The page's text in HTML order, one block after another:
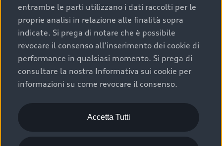
efficienza meccanica: motore, trasmissione e
componenti principali in ottimo stato garantiscono
prestazioni affidabili e sicure.
Acquistare un’auto usata in una Concessionaria ufficiale
Audi che offre l’usato garantito tramite Audi Prima
Scelta :plus, significa affidarsi ad un prodotto che viene
sottoposto a 110 controlli approfonditi e coperto da
garanzia fino a 4 anni per una maggiore tutela del tuo
acquisto.
entrambe le parti utilizzano i dati raccolti per le
proprie analisi in relazione alle finalità sopra
indicate. Si prega di notare che è possibile
revocare il consenso all'inserimento dei cookie di
performance in qualsiasi momento. Si prega di
consultare la nostra Informativa sui cookie per
informazioni su come revocare il consenso.
Accetta Tutti